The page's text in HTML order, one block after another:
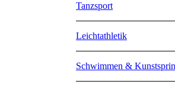
Tanzsport
Leichtathletik
Schwimmen &